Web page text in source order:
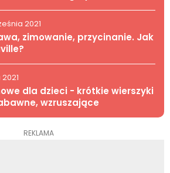
2021
zimowanie, przycinanie. Jak
dla dzieci - krótkie wierszyki
wzruszające
REKLAMA